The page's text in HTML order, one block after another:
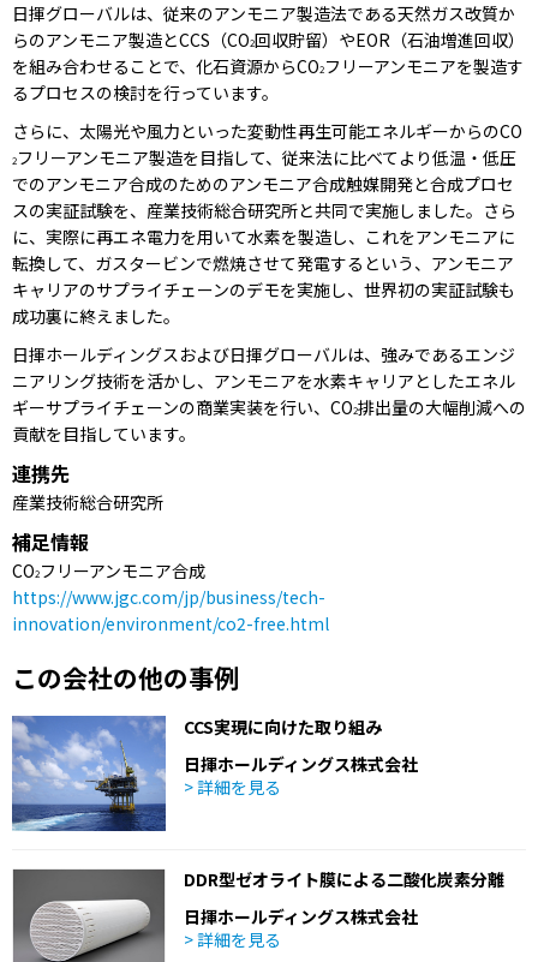
日揮グローバルは、従来のアンモニア製造法である天然ガス改質か
らのアンモニア製造とCCS（CO2回収貯留）やEOR（石油増進回収）
を組み合わせることで、化石資源からCO2フリーアンモニアを製造す
るプロセスの検討を行っています。
さらに、太陽光や風力といった変動性再生可能エネルギーからのCO
2フリーアンモニア製造を目指して、従来法に比べてより低温・低圧
でのアンモニア合成のためのアンモニア合成触媒開発と合成プロセ
スの実証試験を、産業技術総合研究所と共同で実施しました。さら
に、実際に再エネ電力を用いて水素を製造し、これをアンモニアに
転換して、ガスタービンで燃焼させて発電するという、アンモニア
キャリアのサプライチェーンのデモを実施し、世界初の実証試験も
成功裏に終えました。
日揮ホールディングスおよび日揮グローバルは、強みであるエンジ
ニアリング技術を活かし、アンモニアを水素キャリアとしたエネル
ギーサプライチェーンの商業実装を行い、CO2排出量の大幅削減への
貢献を目指しています。
連携先
産業技術総合研究所
補足情報
CO2フリーアンモニア合成
https://www.jgc.com/jp/business/tech-
innovation/environment/co2-free.html
この会社の他の事例
CCS実現に向けた取り組み
日揮ホールディングス株式会社
> 詳細を見る
DDR型ゼオライト膜による二酸化炭素分離
日揮ホールディングス株式会社
> 詳細を見る